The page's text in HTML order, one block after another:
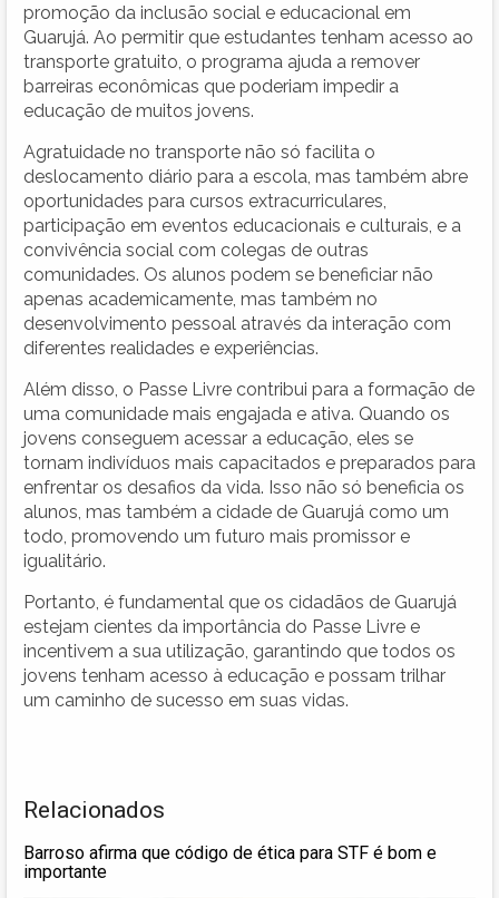
promoção da inclusão social e educacional em
Guarujá. Ao permitir que estudantes tenham acesso ao
transporte gratuito, o programa ajuda a remover
barreiras econômicas que poderiam impedir a
educação de muitos jovens.
Agratuidade no transporte não só facilita o
deslocamento diário para a escola, mas também abre
oportunidades para cursos extracurriculares,
participação em eventos educacionais e culturais, e a
convivência social com colegas de outras
comunidades. Os alunos podem se beneficiar não
apenas academicamente, mas também no
desenvolvimento pessoal através da interação com
diferentes realidades e experiências.
Além disso, o Passe Livre contribui para a formação de
uma comunidade mais engajada e ativa. Quando os
jovens conseguem acessar a educação, eles se
tornam indivíduos mais capacitados e preparados para
enfrentar os desafios da vida. Isso não só beneficia os
alunos, mas também a cidade de Guarujá como um
todo, promovendo um futuro mais promissor e
igualitário.
Portanto, é fundamental que os cidadãos de Guarujá
estejam cientes da importância do Passe Livre e
incentivem a sua utilização, garantindo que todos os
jovens tenham acesso à educação e possam trilhar
um caminho de sucesso em suas vidas.
Relacionados
Barroso afirma que código de ética para STF é bom e
importante